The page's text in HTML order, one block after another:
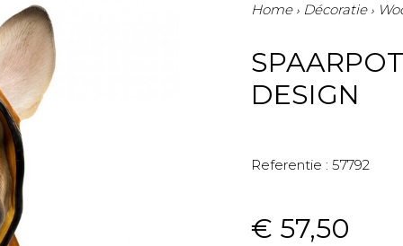
Home Décoratie
DESIGN
Referentie : 57792
€ 57,50